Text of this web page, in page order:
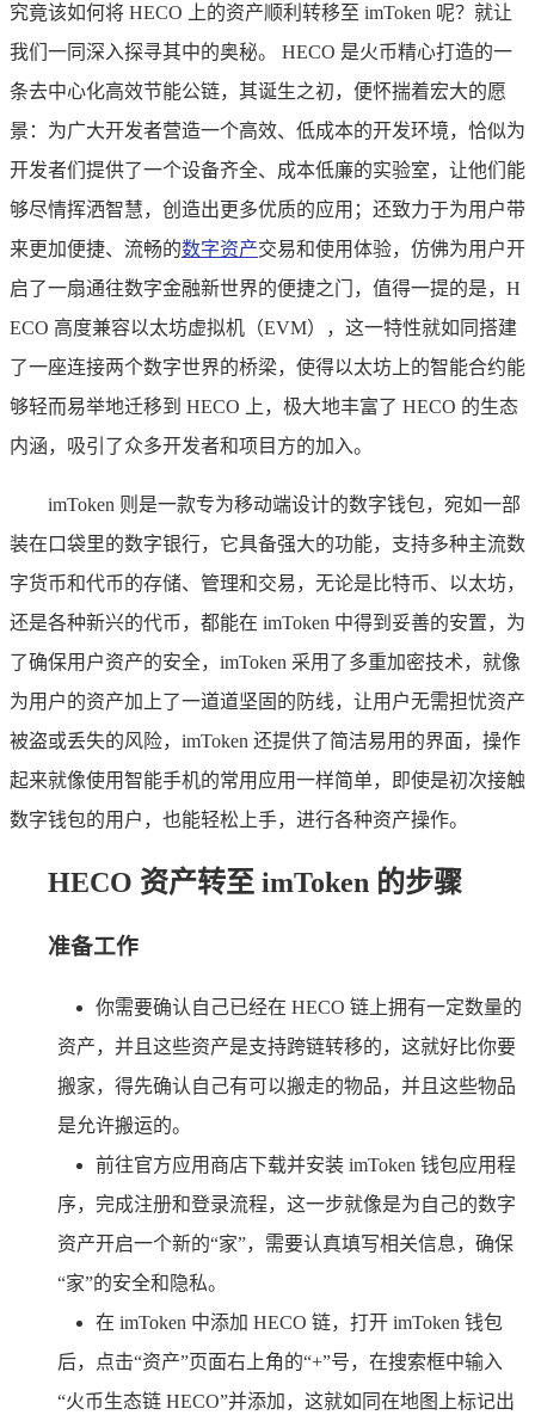
究竟该如何将 HECO 上的资产顺利转移至 imToken 呢？就让
我们一同深入探寻其中的奥秘。 HECO 是火币精心打造的一
条去中心化高效节能公链，其诞生之初，便怀揣着宏大的愿
景：为广大开发者营造一个高效、低成本的开发环境，恰似为
开发者们提供了一个设备齐全、成本低廉的实验室，让他们能
够尽情挥洒智慧，创造出更多优质的应用；还致力于为用户带
来更加便捷、流畅的数字资产交易和使用体验，仿佛为用户开
启了一扇通往数字金融新世界的便捷之门，值得一提的是，H
ECO 高度兼容以太坊虚拟机（EVM），这一特性就如同搭建
了一座连接两个数字世界的桥梁，使得以太坊上的智能合约能
够轻而易举地迁移到 HECO 上，极大地丰富了 HECO 的生态
内涵，吸引了众多开发者和项目方的加入。
imToken 则是一款专为移动端设计的数字钱包，宛如一部
装在口袋里的数字银行，它具备强大的功能，支持多种主流数
字货币和代币的存储、管理和交易，无论是比特币、以太坊，
还是各种新兴的代币，都能在 imToken 中得到妥善的安置，为
了确保用户资产的安全，imToken 采用了多重加密技术，就像
为用户的资产加上了一道道坚固的防线，让用户无需担忧资产
被盗或丢失的风险，imToken 还提供了简洁易用的界面，操作
起来就像使用智能手机的常用应用一样简单，即使是初次接触
数字钱包的用户，也能轻松上手，进行各种资产操作。
HECO 资产转至 imToken 的步骤
准备工作
你需要确认自己已经在 HECO 链上拥有一定数量的
资产，并且这些资产是支持跨链转移的，这就好比你要
搬家，得先确认自己有可以搬走的物品，并且这些物品
是允许搬运的。
前往官方应用商店下载并安装 imToken 钱包应用程
序，完成注册和登录流程，这一步就像是为自己的数字
资产开启一个新的“家”，需要认真填写相关信息，确保
“家”的安全和隐私。
在 imToken 中添加 HECO 链，打开 imToken 钱包
后，点击“资产”页面右上角的“+”号，在搜索框中输入
“火币生态链 HECO”并添加，这就如同在地图上标记出